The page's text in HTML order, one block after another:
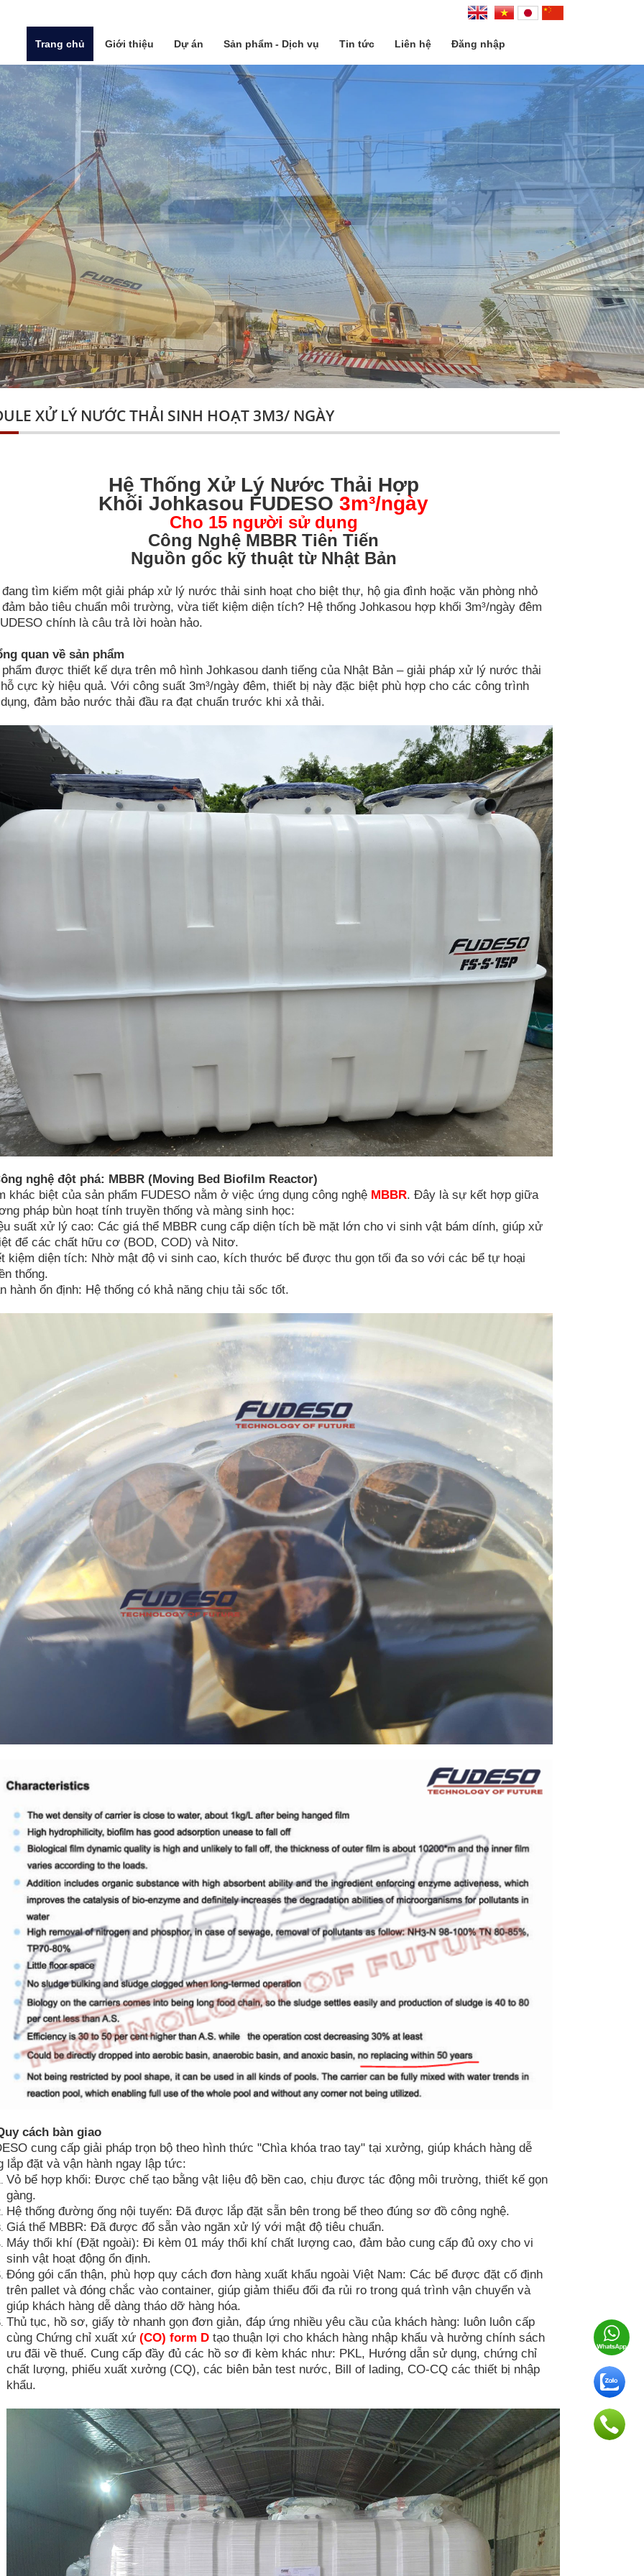
Trang chủ Giới thiệu Dự án Sản phẩm - Dịch vụ Tin tức Liên hệ Đăng nhập
XỬ LÝ NƯỚC THẢI SINH HOẠT 3M3/ NGÀY
Hệ Thống Xử Lý Nước Thải Hợp
Khối Johkasou FUDESO 3m³/ngày
Cho 15 người sử dụng
Công Nghệ MBBR Tiên Tiến
Nguồn gốc kỹ thuật từ Nhật Bản
đang tìm kiếm một giải pháp xử lý nước thải sinh hoạt cho biệt thự, hộ gia đình hoặc văn phòng nhỏ
bảo tiêu chuẩn môi trường, vừa tiết kiệm diện tích? Hệ thống Johkasou hợp khối 3m³/ngày đêm
chính là câu trả lời hoàn hảo.
quan về sản phẩm
phẩm được thiết kế dựa trên mô hình Johkasou danh tiếng của Nhật Bản – giải pháp xử lý nước thải
cực kỳ hiệu quả. Với công suất 3m³/ngày đêm, thiết bị này đặc biệt phù hợp cho các công trình
đảm bảo nước thải đầu ra đạt chuẩn trước khi xả thải.
nghệ đột phá: MBBR (Moving Bed Biofilm Reactor)
khác biệt của sản phẩm FUDESO nằm ở việc ứng dụng công nghệ MBBR. Đây là sự kết hợp giữa
pháp bùn hoạt tính truyền thống và màng sinh học:
suất xử lý cao: Các giá thể MBBR cung cấp diện tích bề mặt lớn cho vi sinh vật bám dính, giúp xử
để các chất hữu cơ (BOD, COD) và Nitơ.
kiệm diện tích: Nhờ mật độ vi sinh cao, kích thước bể được thu gọn tối đa so với các bể tự hoại
thống.
hành ổn định: Hệ thống có khả năng chịu tải sốc tốt.
cách bàn giao
cung cấp giải pháp trọn bộ theo hình thức "Chìa khóa trao tay" tại xưởng, giúp khách hàng dễ
lắp đặt và vận hành ngay lập tức:
Vỏ bể hợp khối: Được chế tạo bằng vật liệu độ bền cao, chịu được tác động môi trường, thiết kế gọn
gàng.
Hệ thống đường ống nội tuyến: Đã được lắp đặt sẵn bên trong bể theo đúng sơ đồ công nghệ.
Giá thể MBBR: Đã được đổ sẵn vào ngăn xử lý với mật độ tiêu chuẩn.
Máy thổi khí (Đặt ngoài): Đi kèm 01 máy thổi khí chất lượng cao, đảm bảo cung cấp đủ oxy cho vi
sinh vật hoạt động ổn định.
Đóng gói cẩn thận, phù hợp quy cách đơn hàng xuất khẩu ngoài Việt Nam: Các bể được đặt cố định
trên pallet và đóng chắc vào container, giúp giảm thiểu đối đa rủi ro trong quá trình vận chuyển và
giúp khách hàng dễ dàng tháo dỡ hàng hóa.
Thủ tục, hồ sơ, giấy tờ nhanh gọn đơn giản, đáp ứng nhiều yêu cầu của khách hàng: luôn luôn cấp
cùng Chứng chỉ xuất xứ (CO) form D tạo thuận lợi cho khách hàng nhập khẩu và hưởng chính sách
ưu đãi về thuế. Cung cấp đầy đủ các hồ sơ đi kèm khác như: PKL, Hướng dẫn sử dụng, chứng chỉ
chất lượng, phiếu xuất xưởng (CQ), các biên bản test nước, Bill of lading, CO-CQ các thiết bị nhập
khẩu.